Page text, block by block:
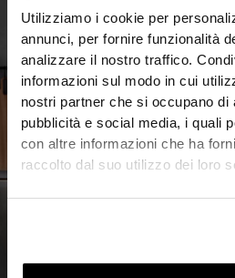
Utilizziamo i cookie per
annunci, per fornire funzionalità
analizzare il nostro traffico.
informazioni sul modo in cui
nostri partner che si occupano di
pubblicità e social media, i quali
con altre informazioni che ha
raccolto dal suo utilizzo dei loro